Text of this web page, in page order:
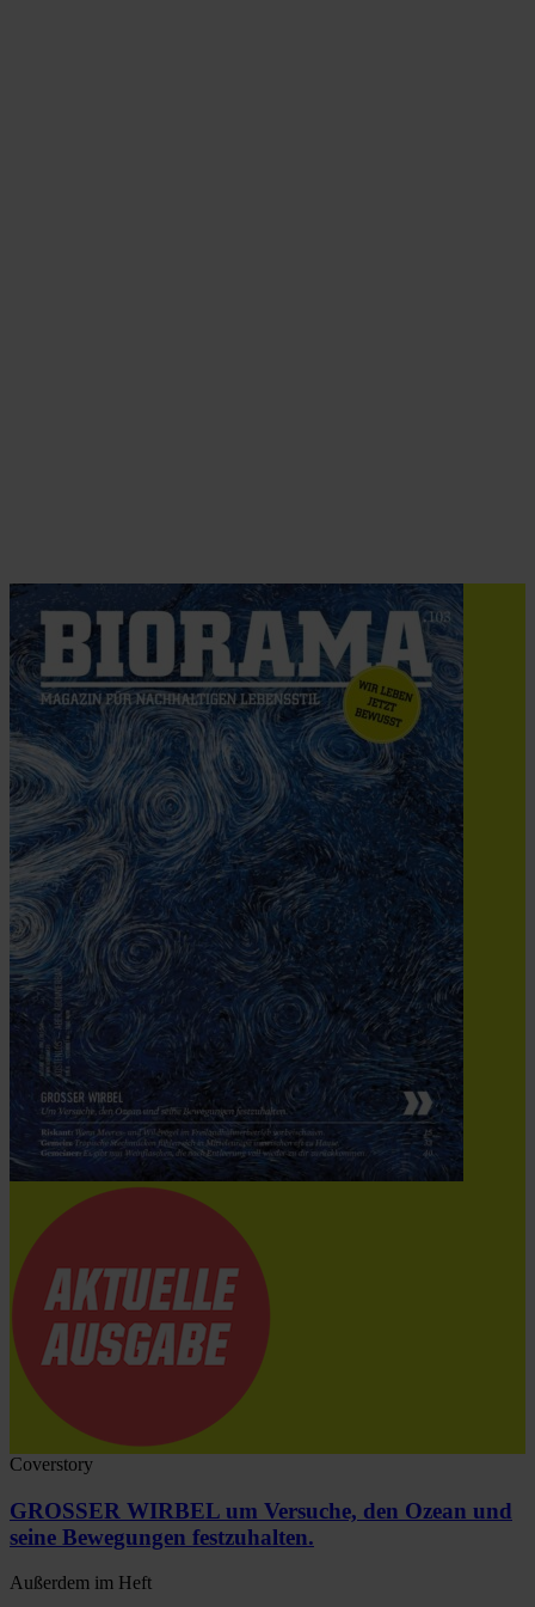
Coverstory
GROSSER WIRBEL um Versuche, den Ozean und
seine Bewegungen festzuhalten.
Außerdem im Heft